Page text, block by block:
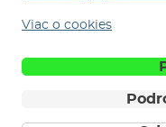
Viac o cookies